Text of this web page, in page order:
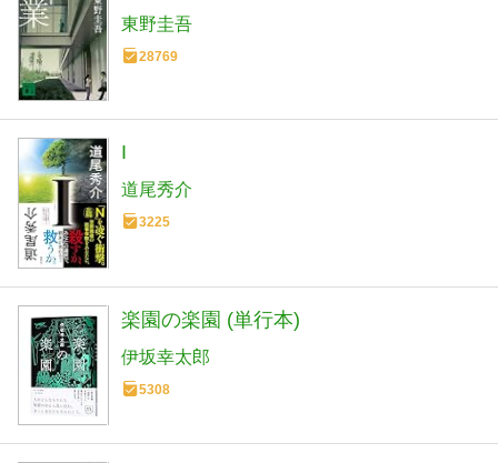
東野圭吾
28769
I
道尾秀介
3225
楽園の楽園 (単行本)
伊坂幸太郎
5308